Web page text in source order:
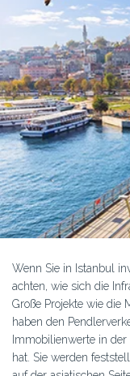
Wenn Sie in Istanbul
achten, wie sich die
Große Projekte wie die
haben den
Immobilienwerte in
hat. Sie werden